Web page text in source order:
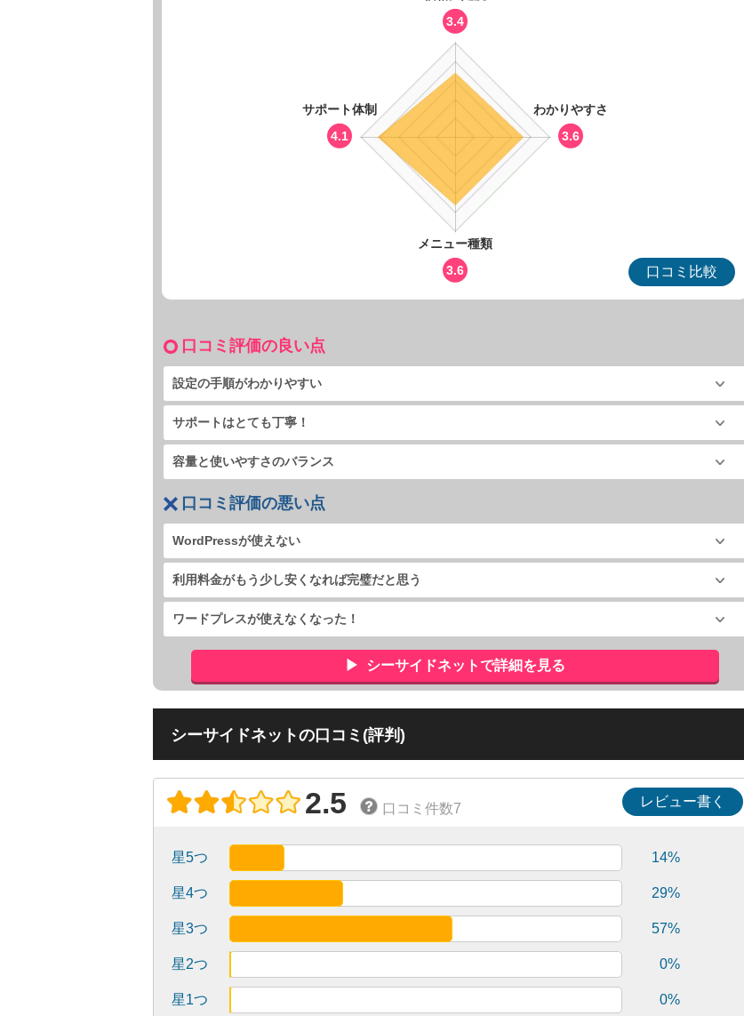
3.4
わかりやすさ
3.6
メニュー種類
3.6
サポート体制
4.1
口コミ比較
口コミ評価の良い点
設定の手順がわかりやすい
サポートはとても丁寧！
容量と使いやすさのバランス
口コミ評価の悪い点
WordPressが使えない
利用料金がもう少し安くなれば完璧だと思う
ワードプレスが使えなくなった！
シーサイドネットで詳細を見る
シーサイドネットの口コミ(評判)
2.5 口コミ件数7 レビュー書く
星5つ 14%
星4つ 29%
星3つ 57%
星2つ 0%
星1つ 0%